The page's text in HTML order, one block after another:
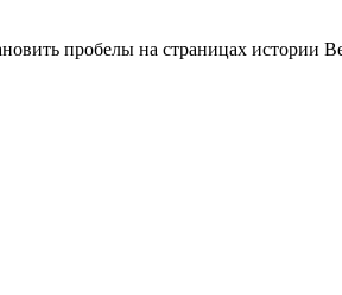
пробелы на страницах истории